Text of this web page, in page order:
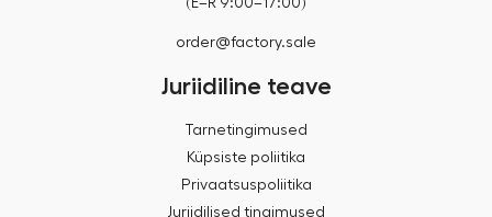
(E–R 9:00–17:00)
order@factory.sale
Juriidiline teave
Tarnetingimused
Küpsiste poliitika
Privaatsuspoliitika
Juriidilised tingimused